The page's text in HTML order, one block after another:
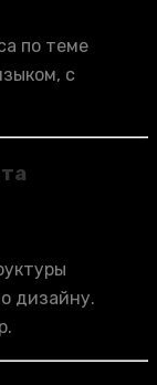
по теме
с
дизайну.